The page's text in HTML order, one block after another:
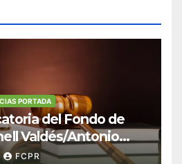
PORTADA
del Fondo de
Valdés/Antonio
para estudiantes de
FCPR